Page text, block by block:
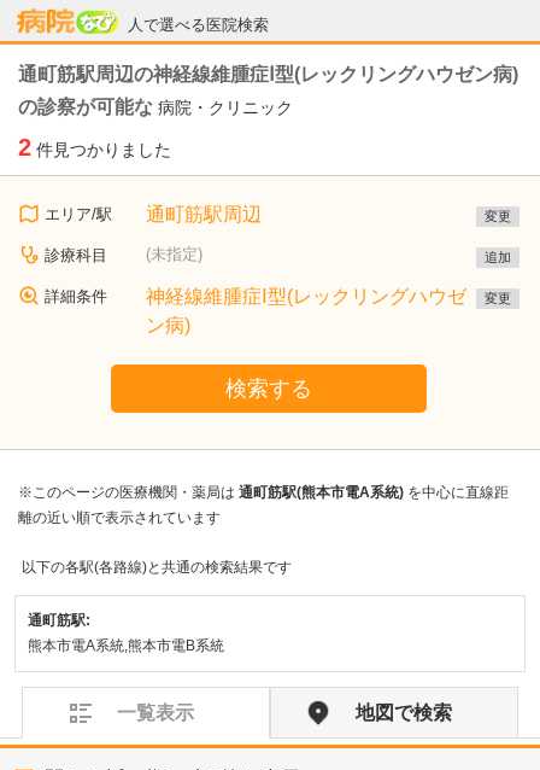
人で選べる医院検索
病院なび
通町筋駅周辺の神経線維腫症Ⅰ型(レックリングハウゼン病)
の診察が可能な 病院・クリニック
2 件見つかりました
エリア/駅 通町筋駅周辺 変更
診療科目 (未指定) 追加
詳細条件
神経線維腫症Ⅰ型(レックリングハウゼ
ン病)
変更
検索する
※このページの医療機関・薬局は 通町筋駅(熊本市電A系統) を中心に直線距
離の近い順で表示されています
以下の各駅(各路線)と共通の検索結果です
通町筋駅:
熊本市電A系統,熊本市電B系統
一覧表示 地図で検索